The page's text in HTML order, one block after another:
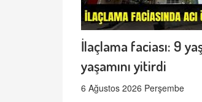
İlaçlama faciası: 9
yaşamını yitirdi
6 Ağustos 2026 Perşembe